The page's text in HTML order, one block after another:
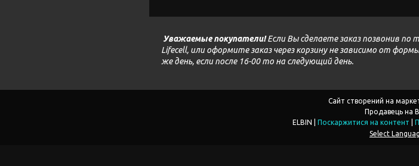
Уважаемые покупатели!Если Вы сделаете заказ позвонив по
Lifecell, или оформите заказ через корзину не зависимо от
же день, если после 16-00 то на следующий день.
Сайт створений на
Продавець на
Поскаржитися на контент
Select